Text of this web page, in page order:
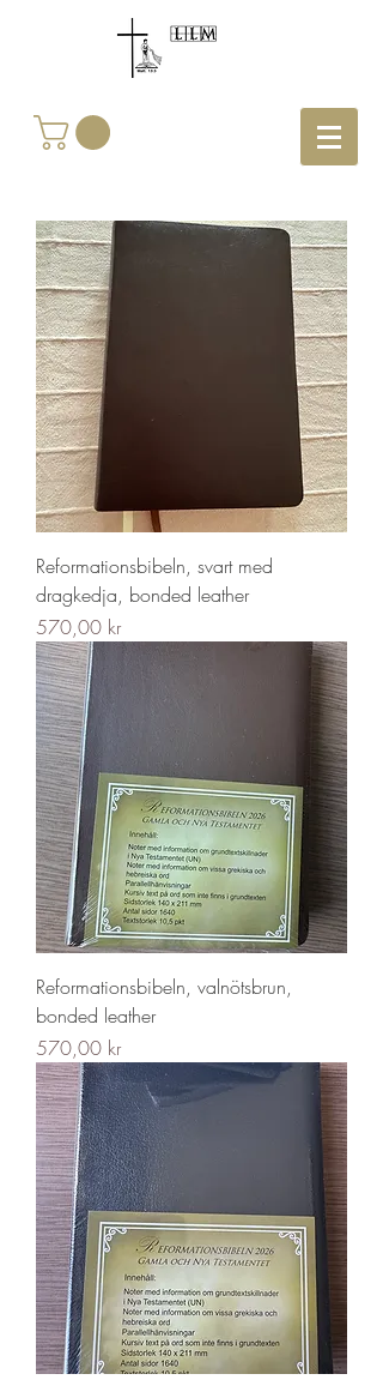
Reformationsbibeln, svart med
dragkedja, bonded leather
Pris
570,00 kr
Reformationsbibeln, valnötsbrun,
bonded leather
Pris
570,00 kr